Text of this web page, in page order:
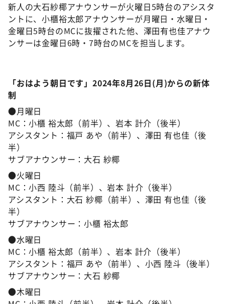
新人の大石紗椰アナウンサーが火曜日5時台のアシスタ
ントに、小櫃裕太郎アナウンサーが月曜日・水曜日・
金曜日5時台のMCに抜擢された他、澤田有也佳アナウ
ンサーは金曜日6時・7時台のMCを担当します。
「おはよう朝日です」2024年8月26日(月)からの新体
制
●月曜日
MC：小櫃 裕太郎（前半）、岩本 計介（後半）
アシスタント：福戸 あや（前半）、澤田 有也佳（後
半）
サブアナウンサー：大石 紗椰
●火曜日
MC：小西 陸斗（前半）、岩本 計介（後半）
アシスタント：大石 紗椰（前半）、澤田 有也佳（後
半）
サブアナウンサー：小櫃 裕太郎
●水曜日
MC：小櫃 裕太郎（前半）、岩本 計介（後半）
アシスタント：福戸 あや（前半）、小西 陸斗（後半）
サブアナウンサー：大石 紗椰
●木曜日